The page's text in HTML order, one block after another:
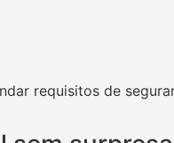
requisitos de